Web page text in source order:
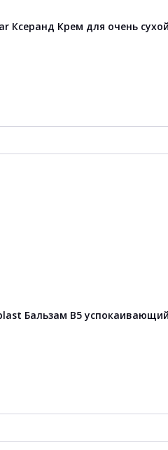
Ксеранд Крем для очень
Бальзам B5